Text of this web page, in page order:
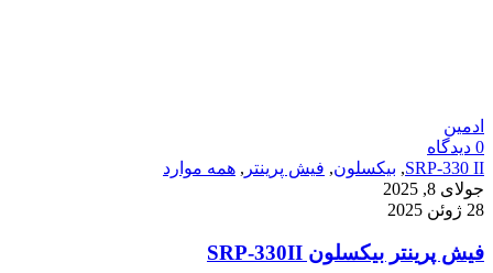
ادمین
0 دیدگاه
SRP-330 II
, بیکسلون, فیش پرینتر , همه موارد
جولای 8, 2025
28 ژوئن 2025
فیش پرینتر بیکسلون SRP-330II